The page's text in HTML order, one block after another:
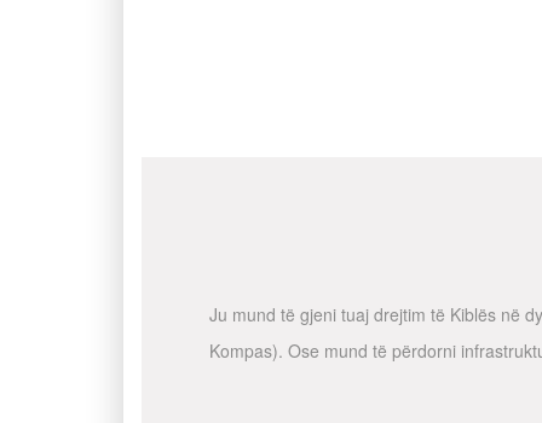
Ju mund të gjeni tuaj drejtim të Kiblës në
Kompas). Ose mund të përdorni